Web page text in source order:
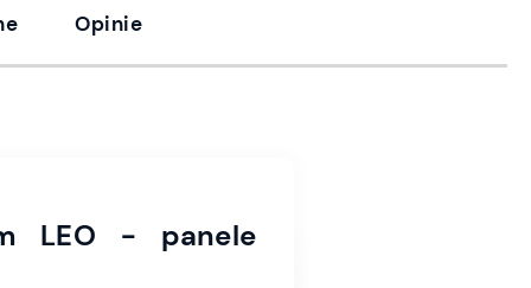
Opinie
LEO - panele